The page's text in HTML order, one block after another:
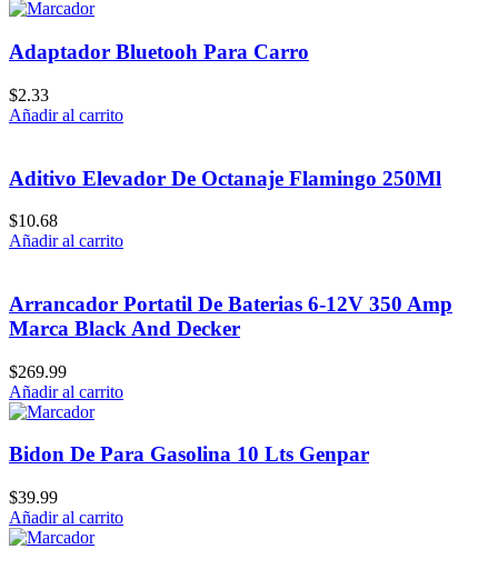
Adaptador Bluetooh Para Carro
$2.33
Añadir al carrito
Aditivo Elevador De Octanaje Flamingo 250Ml
$10.68
Añadir al carrito
Arrancador Portatil De Baterias 6-12V 350 Amp
Marca Black And Decker
$269.99
Añadir al carrito
Bidon De Para Gasolina 10 Lts Genpar
$39.99
Añadir al carrito